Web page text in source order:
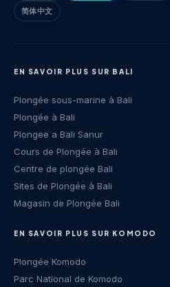
简体中文
EN SAVOIR PLUS SUR BALI
Plongée sous-marine à Bali
Plongée à Bali
Plongee a Bali Sanur
Cours de Plongée à Bali
Centre de plongée Bali
Sites de Plongée à Bali
Magasin de Plongée Bali
EN SAVOIR PLUS SUR KOMODO
Plongée Komodo
Parc National de Komodo